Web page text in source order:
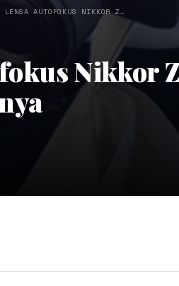
LENSA AUTOFOKUS NIKKOR Z…
Nikkor